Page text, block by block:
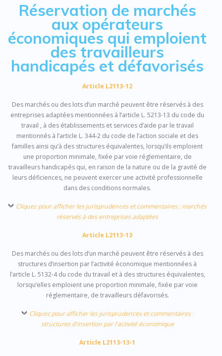
Réservation de marchés
aux opérateurs
économiques qui emploient
des travailleurs
handicapés et défavorisés
Article L2113-12
Des marchés ou des lots d’un marché peuvent être réservés à des
entreprises adaptées mentionnées à l’article L. 5213-13 du code du
travail , à des établissements et services d’aide par le travail
mentionnés à l’article L. 344-2 du code de l’action sociale et des
familles ainsi qu’à des structures équivalentes, lorsqu’ils emploient
une proportion minimale, fixée par voie réglementaire, de
travailleurs handicapés qui, en raison de la nature ou de la gravité de
leurs déficiences, ne peuvent exercer une activité professionnelle
dans des conditions normales.
Cliquez pour afficher les jurisprudences et commentaires : marchés
réservés à des entreprises adaptées
Article L2113-13
Des marchés ou des lots d’un marché peuvent être réservés à des
structures d’insertion par l’activité économique mentionnées à
l’article L. 5132-4 du code du travail et à des structures équivalentes,
lorsqu’elles emploient une proportion minimale, fixée par voie
réglementaire, de travailleurs défavorisés.
Cliquez pour afficher les jurisprudences et commentaires :
structures d'insertion par l'activité économique
Article L2113-13-1